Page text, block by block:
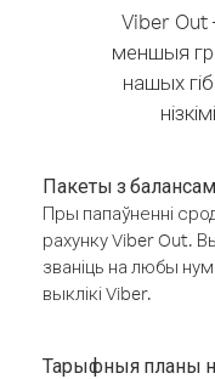
Viber Out
меншыя
нашых
Пакеты з
Пры папаўненні
рахунку Viber Out.
званіць на любы
выклікі Viber.
Тарыфныя планы